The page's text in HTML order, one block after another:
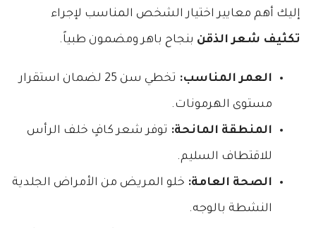
إليك أهم معايير اختيار الشخص المناسب لإجراء
تكثيف شعر الذقن بنجاح باهر ومضمون طبياً.
العمر المناسب: تخطي سن 25 لضمان استقرار
مستوى الهرمونات.
المنطقة المانحة: توفر شعر كافٍ خلف الرأس
للاقتطاف السليم.
الصحة العامة: خلو المريض من الأمراض الجلدية
النشطة بالوجه.